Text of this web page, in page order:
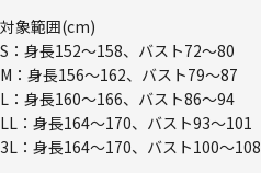
対象範囲(cm)
S：身長152～158、バスト72～80
M：身長156～162、バスト79～87
L：身長160～166、バスト86～94
LL：身長164～170、バスト93～101
3L：身長164～170、バスト100～108